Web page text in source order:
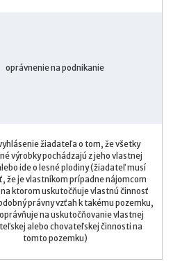
oprávnenie na podnikanie
žiadateľa o tom, že všetky
výrobky pochádzajú z jeho vlastnej
ide o lesné plodiny (žiadateľ musí
že je vlastníkom prípadne nájomcom
ktorom uskutočňuje vlastnú činnosť
právny vzťah k takému pozemku,
na uskutočňovanie vlastnej
alebo chovateľskej činnosti na
tomto pozemku)